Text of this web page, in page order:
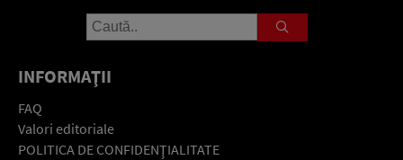
INFORMAŢII
FAQ
Valori editoriale
POLITICA DE CONFIDENŢIALITATE